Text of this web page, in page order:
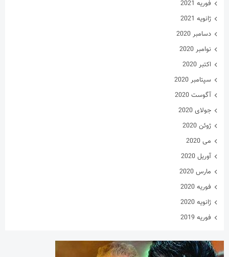
فوریه 2021
ژانویه 2021
دسامبر 2020
نوامبر 2020
اکتبر 2020
سپتامبر 2020
آگوست 2020
جولای 2020
ژوئن 2020
می 2020
آوریل 2020
مارس 2020
فوریه 2020
ژانویه 2020
فوریه 2019